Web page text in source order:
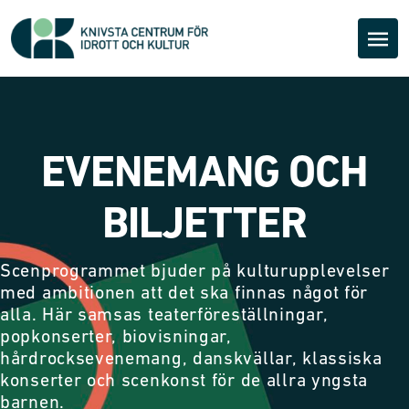
EVENEMANG OCH
BILJETTER
Scenprogrammet bjuder på kulturupplevelser
med ambitionen att det ska finnas något för
alla. Här samsas teaterföreställningar,
popkonserter, biovisningar,
hårdrocksevenemang, danskvällar, klassiska
konserter och scenkonst för de allra yngsta
barnen.